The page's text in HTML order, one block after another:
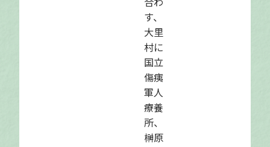
す、
大里
村に
国立
傷痍
軍人
療養
所、
榊原